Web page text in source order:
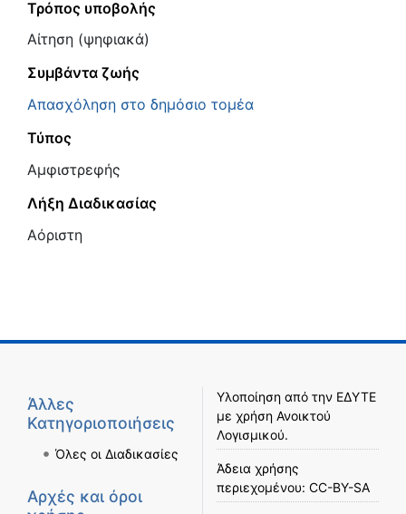
Τρόπος υποβολής
Αίτηση (ψηφιακά)
Συμβάντα ζωής
Απασχόληση στο δημόσιο τομέα
Τύπος
Αμφιστρεφής
Λήξη Διαδικασίας
Αόριστη
Άλλες
Κατηγοριοποιήσεις
Όλες οι Διαδικασίες
Αρχές και όροι
Υλοποίηση από την ΕΔΥΤΕ
με χρήση Ανοικτού
Λογισμικού.
Άδεια χρήσης
περιεχομένου: CC-BY-SA